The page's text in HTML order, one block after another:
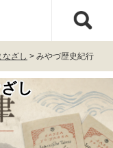
ざし > みやづ歴史紀行
し